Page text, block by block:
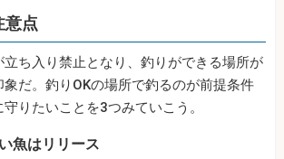
意点
ち入り禁止となり、釣りができる場所が
だ。釣りOKの場所で釣るのが前提条件
りたいことを3つみていこう。
魚はリリース